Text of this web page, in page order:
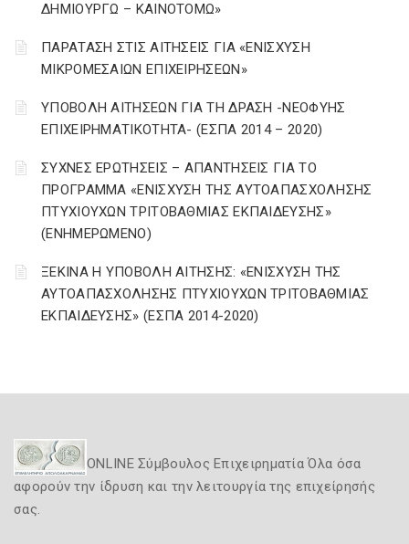
ΔΗΜΙΟΥΡΓΩ – ΚΑΙΝΟΤΟΜΩ»
ΠΑΡΑΤΑΣΗ ΣΤΙΣ ΑΙΤΗΣΕΙΣ ΓΙΑ «ΕΝΙΣΧΥΣΗ
ΜΙΚΡΟΜΕΣΑΙΩΝ ΕΠΙΧΕΙΡΗΣΕΩΝ»
ΥΠΟΒΟΛΗ ΑΙΤΗΣΕΩΝ ΓΙΑ ΤΗ ΔΡΑΣΗ -ΝΕΟΦΥΗΣ
ΕΠΙΧΕΙΡΗΜΑΤΙΚΟΤΗΤΑ- (ΕΣΠΑ 2014 – 2020)
ΣΥΧΝΕΣ ΕΡΩΤΗΣΕΙΣ – ΑΠΑΝΤΗΣΕΙΣ ΓΙΑ ΤΟ
ΠΡΟΓΡΑΜΜΑ «ΕΝΙΣΧΥΣΗ ΤΗΣ ΑΥΤΟΑΠΑΣΧΟΛΗΣΗΣ
ΠΤΥΧΙΟΥΧΩΝ ΤΡΙΤΟΒΑΘΜΙΑΣ ΕΚΠΑΙΔΕΥΣΗΣ»
(ΕΝΗΜΕΡΩΜΕΝΟ)
ΞΕΚΙΝΑ Η ΥΠΟΒΟΛΗ ΑΙΤΗΣΗΣ: «ΕΝΙΣΧΥΣΗ ΤΗΣ
ΑΥΤΟΑΠΑΣΧΟΛΗΣΗΣ ΠΤΥΧΙΟΥΧΩΝ ΤΡΙΤΟΒΑΘΜΙΑΣ
ΕΚΠΑΙΔΕΥΣΗΣ» (ΕΣΠΑ 2014-2020)
ONLINE Σύμβουλος Επιχειρηματία Όλα όσα
αφορούν την ίδρυση και την λειτουργία της επιχείρησής
σας.